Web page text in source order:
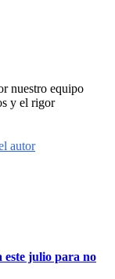
nuestro equipo
y el rigor
autor
este julio para no